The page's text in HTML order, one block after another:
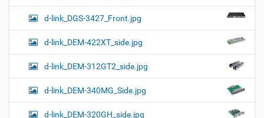
d-link_DGS-3427_Front.jpg
d-link_DEM-422XT_side.jpg
d-link_DEM-312GT2_side.jpg
d-link_DEM-340MG_Side.jpg
d-link_DEM-320GH_side.jpg